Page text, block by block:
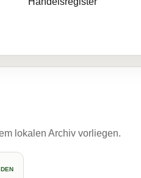
lokalen Archiv vorliegen.